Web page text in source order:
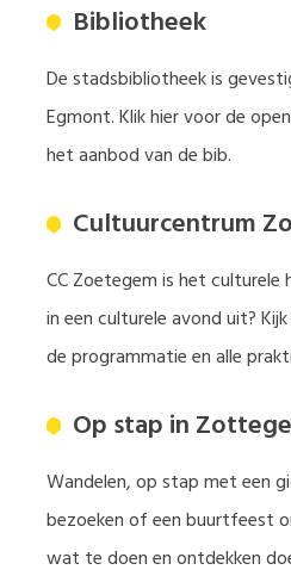
Bibliotheek
De stadsbibliotheek is
Egmont. Klik hier voor de
het aanbod van de bib.
Cultuurcentrum
CC Zoetegem is het
in een culturele avond uit?
de programmatie en alle
Op stap in
Wandelen, op stap met een
bezoeken of een buurtfeest
wat te doen en ontdekken